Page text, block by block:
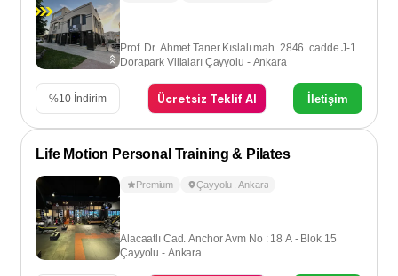
Prof. Dr. Ahmet Taner Kıslalı mah. 2846. cadde J-1
Dorapark Villaları Çayyolu - Ankara
%10 İndirim Ücretsiz Teklif Al İletişim
Life Motion Personal Training & Pilates
Premium Çayyolu ,Ankara
Alacaatlı Cad. Anchor Avm No : 18 A - Blok 15
Çayyolu - Ankara